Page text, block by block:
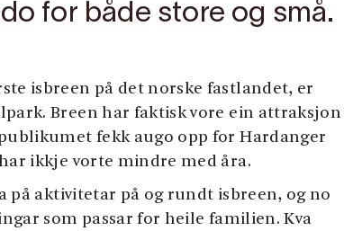
for både store og små.
isbreen på det norske fastlandet, er
Breen har faktisk vore ein attraksjon
fekk augo opp for Hardanger
ikkje vorte mindre med åra.
på aktivitetar på og rundt isbreen, og no
som passar for heile familien. Kva